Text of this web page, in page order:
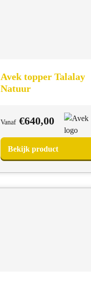
Avek topper Talalay
Natuur
Vanaf €640,00
Bekijk product